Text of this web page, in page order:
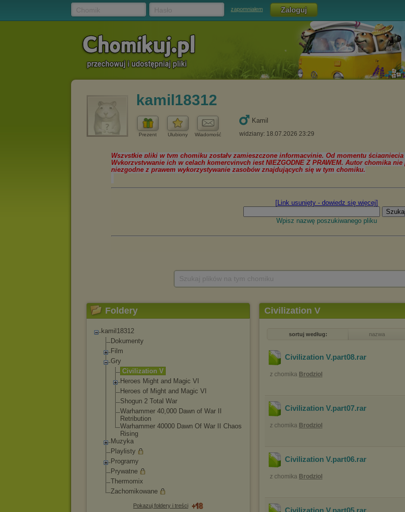
zapomniałem
kamil18312
Prezent Ulubiony Wiadomość
Kamil
widziany: 18.07.2026 23:29
Foldery
kamil18312
Dokumenty
Film
Gry
Civilization V
Heroes Might and Magic VI
Heroes of Might and Magic VI
Shogun 2 Total War
Warhammer 40,000 Dawn of War II
Retribution
Warhammer 40000 Dawn Of War II Chaos
Rising
Muzyka
Playlisty
Programy
Prywatne
Thermomix
Zachomikowane
Pokazuj foldery i treści
Civilization V
sortuj według: nazwa
Civilization V.part08.rar
z chomika Brodziol
Civilization V.part07.rar
z chomika Brodziol
Civilization V.part06.rar
z chomika Brodziol